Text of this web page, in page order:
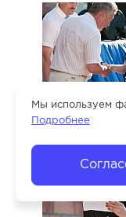
Мы используем
Подробнее